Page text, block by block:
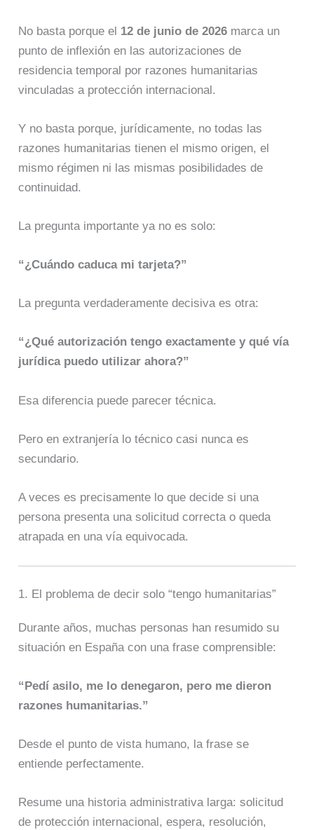
No basta porque el 12 de junio de 2026 marca un
punto de inflexión en las autorizaciones de
residencia temporal por razones humanitarias
vinculadas a protección internacional.
Y no basta porque, jurídicamente, no todas las
razones humanitarias tienen el mismo origen, el
mismo régimen ni las mismas posibilidades de
continuidad.
La pregunta importante ya no es solo:
“¿Cuándo caduca mi tarjeta?”
La pregunta verdaderamente decisiva es otra:
“¿Qué autorización tengo exactamente y qué vía
jurídica puedo utilizar ahora?”
Esa diferencia puede parecer técnica.
Pero en extranjería lo técnico casi nunca es
secundario.
A veces es precisamente lo que decide si una
persona presenta una solicitud correcta o queda
atrapada en una vía equivocada.
1. El problema de decir solo “tengo humanitarias”
Durante años, muchas personas han resumido su
situación en España con una frase comprensible:
“Pedí asilo, me lo denegaron, pero me dieron
razones humanitarias.”
Desde el punto de vista humano, la frase se
entiende perfectamente.
Resume una historia administrativa larga: solicitud
de protección internacional, espera, resolución,